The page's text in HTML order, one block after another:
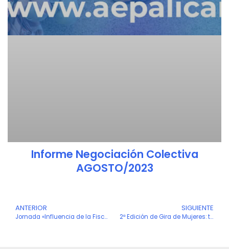
Informe Negociación Colectiva
AGOSTO/2023
Ant
ANTERIOR
Jornada «Influencia de la Fiscalidad Autonómica en la Transmisión de Empresas y el Patrimonio Personal»
SIGUIENTE
2ª Edición de Gira de Mujeres: taller sobre emprendimiento femenino.